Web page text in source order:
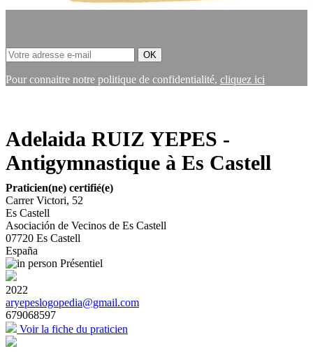
Pour connaitre notre politique de confidentialité, cliquez ici
Adelaida RUIZ YEPES -
Antigymnastique à Es Castell
Praticien(ne) certifié(e)
Carrer Victori, 52
Es Castell
Asociación de Vecinos de Es Castell
07720 Es Castell
España
Présentiel
2022
aryepeslogopedia@gmail.com
679068597
Voir la fiche du praticien